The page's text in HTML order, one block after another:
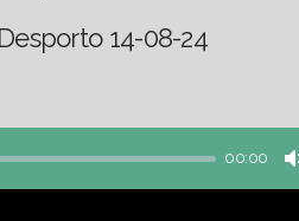
14-08-24
00:00